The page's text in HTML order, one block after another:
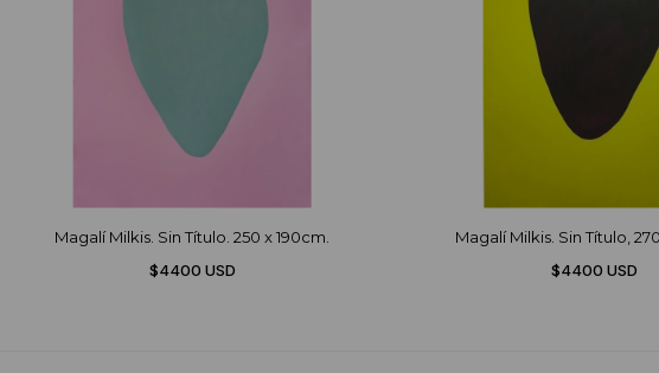
Magalí Milkis. Sin Título. 250 x 190cm.
$4400 USD
Magalí Milkis. Sin Título,
$4400 USD